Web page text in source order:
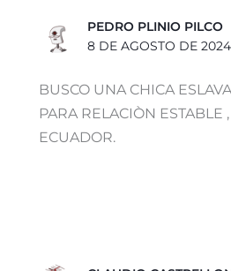
PEDRO PLINIO PILCO
8 DE AGOSTO DE
BUSCO UNA CHICA
PARA RELACIÒN ESTABLE
ECUADOR.